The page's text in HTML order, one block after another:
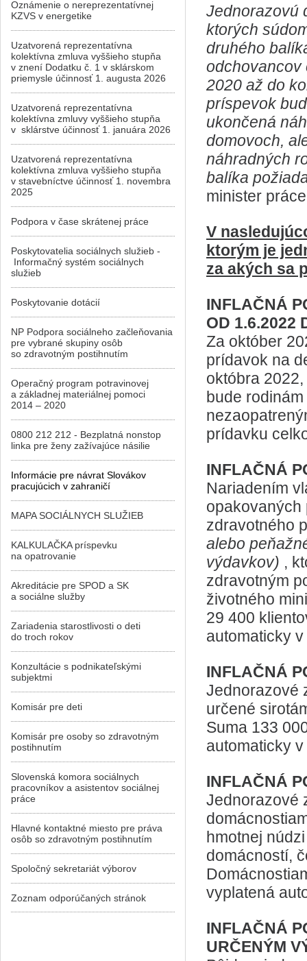
Jednorazovú
ktorých
druhého
odchovancov
2020 až do
príspevok
ukončená
domovoch,
náhradných
balíka
minister
V
ktorým je
za akých sa
INFLAČNÁ
OD 1.6.2022
Za október
prídavok na
októbra
bude
prídavku
INFLAČNÁ
Nariadením
zdravotného
alebo
výdavkov) ,
zdravotným
životného
29 400
automaticky
INFLAČNÁ
Jednorazové
určené
Suma 133
automaticky
INFLAČNÁ
Jednorazové
hmotnej
domácností,
vyplatená
INFLAČNÁ
URČENÝM
Oznámenie o nereprezentatívnej
KZVS v energetike
Uzatvorená reprezentatívna
kolektívna zmluva vyššieho stupňa
v znení Dodatku č. 1 v sklárskom
priemysle účinnosť 1. augusta 2026
Uzatvorená reprezentatívna
kolektívna zmluvy vyššieho stupňa
v sklárstve účinnosť 1. januára 2026
Uzatvorená reprezentatívna
kolektívna zmluva vyššieho stupňa
v stavebníctve účinnosť 1. novembra
2025
Podpora v čase skrátenej práce
Poskytovatelia sociálnych služieb -
Informačný systém sociálnych
služieb
Poskytovanie dotácií
NP Podpora sociálneho začleňovania
pre vybrané skupiny osôb
so zdravotným postihnutím
Operačný program potravinovej
a základnej materiálnej pomoci
2014 – 2020
0800 212 212 - Bezplatná nonstop
linka pre ženy zažívajúce násilie
Informácie pre návrat Slovákov
pracujúcich v zahraničí
MAPA SOCIÁLNYCH SLUŽIEB
KALKULAČKA príspevku
na opatrovanie
Akreditácie pre SPOD a SK
a sociálne služby
Zariadenia starostlivosti o deti
do troch rokov
Konzultácie s podnikateľskými
subjektmi
Komisár pre deti
Komisár pre osoby so zdravotným
postihnutím
Slovenská komora sociálnych
pracovníkov a asistentov sociálnej
práce
Hlavné kontaktné miesto pre práva
osôb so zdravotným postihnutím
Spoločný sekretariát výborov
Zoznam odporúčaných stránok